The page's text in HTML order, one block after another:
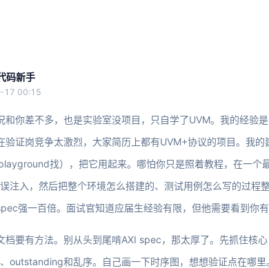
码新手
17 00:15
和你差不多，也是实验室没项目，只自学了UVM。我的经验
验证岗竞争太激烈，大家简历上都有UVM+协议的项目。我
找），把它用起来。哪怕你只是照着教程，在一个
注入，然后把整个环境怎么搭建的、测试用例怎么写的过程
强一百倍。面试官知道应届生经验有限，但他需要看到你
档要有方法。别从头到尾啃AXI spec，那太厚了。先抓住核
outstanding和乱序。自己画一下时序图，想想验证点在哪里